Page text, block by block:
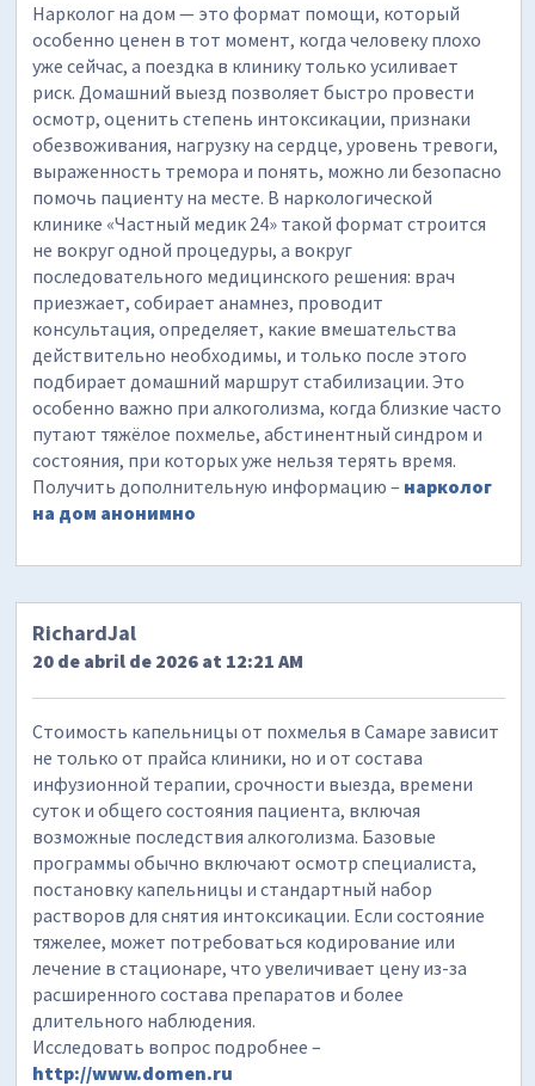
Нарколог на дом — это формат помощи, который
особенно ценен в тот момент, когда человеку плохо
уже сейчас, а поездка в клинику только усиливает
риск. Домашний выезд позволяет быстро провести
осмотр, оценить степень интоксикации, признаки
обезвоживания, нагрузку на сердце, уровень тревоги,
выраженность тремора и понять, можно ли безопасно
помочь пациенту на месте. В наркологической
клинике «Частный медик 24» такой формат строится
не вокруг одной процедуры, а вокруг
последовательного медицинского решения: врач
приезжает, собирает анамнез, проводит
консультация, определяет, какие вмешательства
действительно необходимы, и только после этого
подбирает домашний маршрут стабилизации. Это
особенно важно при алкоголизма, когда близкие часто
путают тяжёлое похмелье, абстинентный синдром и
состояния, при которых уже нельзя терять время.
Получить дополнительную информацию – нарколог
на дом анонимно
RichardJal
20 de abril de 2026 at 12:21 AM
Стоимость капельницы от похмелья в Самаре зависит
не только от прайса клиники, но и от состава
инфузионной терапии, срочности выезда, времени
суток и общего состояния пациента, включая
возможные последствия алкоголизма. Базовые
программы обычно включают осмотр специалиста,
постановку капельницы и стандартный набор
растворов для снятия интоксикации. Если состояние
тяжелее, может потребоваться кодирование или
лечение в стационаре, что увеличивает цену из-за
расширенного состава препаратов и более
длительного наблюдения.
Исследовать вопрос подробнее –
http://www.domen.ru